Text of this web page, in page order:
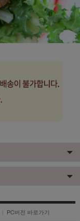
| PC버전 바로가기